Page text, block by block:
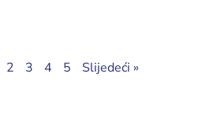
2 3 4 5 Slijedeći »